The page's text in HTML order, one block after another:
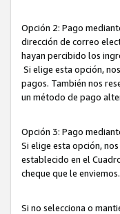
Opción 2: Pago
dirección de correo
hayan percibido los
Si elige esta opción,
pagos. También nos
un método de pago
Opción 3: Pago
Si elige esta opción,
establecido en el
cheque que le enviemos.
Si no selecciona o